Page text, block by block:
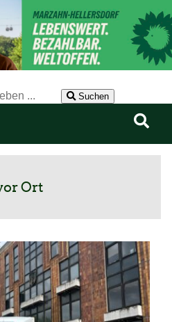
Suchen
Ort